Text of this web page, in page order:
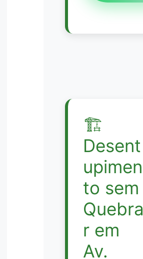
🏗️
Desent
upimen
to sem
Quebra
r em
Av.